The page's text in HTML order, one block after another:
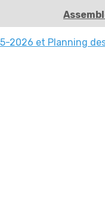
2026 et Planning